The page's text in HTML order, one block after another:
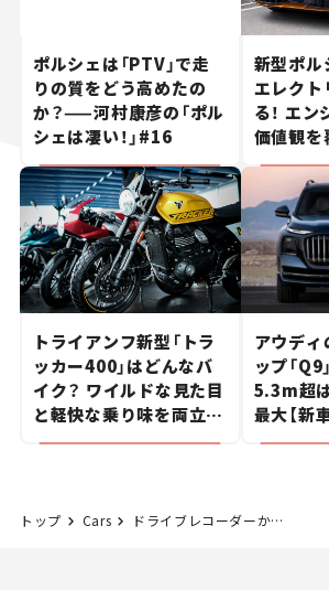
ポルシェは「PTV」で走
りの質をどう高めたの
か？——河村康彦の「ポル
シェは凄い！」#16
新型ポル
エレクト
る！ エ
価値観を
ポルシ
トライアンフ新型「トラ
ッカー400」はどんなバ
イク？ ワイルドな見た目
と軽快な乗り味を両立し
た400ccフラットトラッ
アウディ
ップ「Q9
5.3m超
最大【新
トップ Cars ドライブレコーダーから学ぶ！教官ムトゥーのよく分かる運転講座その5【横断歩道・歩行者の横断】